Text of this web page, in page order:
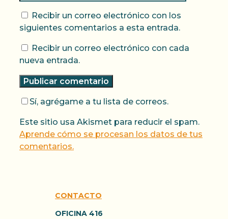
Recibir un correo electrónico con los
siguientes comentarios a esta entrada.
Recibir un correo electrónico con cada
nueva entrada.
Sí, agrégame a tu lista de correos.
Este sitio usa Akismet para reducir el spam.
Aprende cómo se procesan los datos de tus
comentarios.
CONTACTO
OFICINA 416